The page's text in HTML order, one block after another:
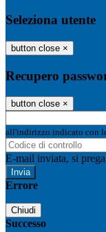
Seleziona utente
button close ×
Recupero
button close ×
all'indirizzo indicato con
E-mail inviata, si
Errore
Chiudi
Successo